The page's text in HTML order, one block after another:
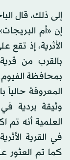
إلى ذلك، قال
إن «أم
بالقرب من
بمحافظة
وثيقة بردية
في القرية
كما تم العثور